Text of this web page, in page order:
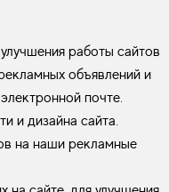
работы сайтов
объявлений и
почте.
и дизайна сайта.
на наши рекламные